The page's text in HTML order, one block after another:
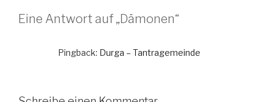
Eine Antwort auf „Dämonen“
Pingback: Durga – Tantragemeinde